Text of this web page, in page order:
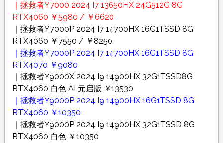
｜拯救者Y7000 2024 I7 13650HX 24G512G 8G
RTX4060 ￥5980 / ￥6620
｜拯救者Y7000P 2024 I7 14700HX 16G1TSSD 8G
RTX4060 ￥7550 / ￥8250
｜拯救者Y7000P 2024 I7 14700HX 16G1TSSD 8G
RTX4070 ￥9080
｜拯救者Y9000X 2024 I9 14900HX 32G1TSSD8G
RTX4060 白色 AI 元启版 ￥13530
｜拯救者Y9000P 2024 I9 14900HX 16G1TSSD 8G
RTX4060 ￥10350
｜拯救者Y9000P 2024 I9 14900HX 32G1TSSD 8G
RTX4060 白色 ￥10350